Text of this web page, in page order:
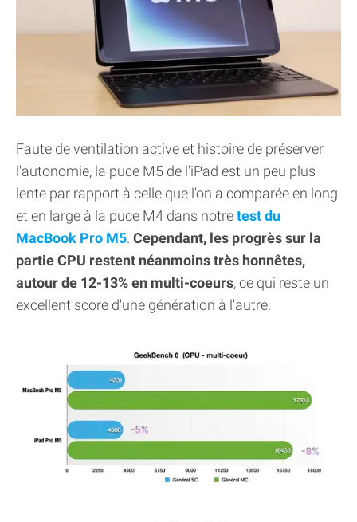
Faute de ventilation active et histoire de préserver
l'autonomie, la puce M5 de l'iPad est un peu plus
lente par rapport à celle que l'on a comparée en long
et en large à la puce M4 dans notretest du
MacBook Pro M5. Cependant, les progrès sur la
partie CPU restent néanmoins très honnêtes,
autour de 12-13% en multi-coeurs, ce qui reste un
excellent score d'une génération à l'autre.